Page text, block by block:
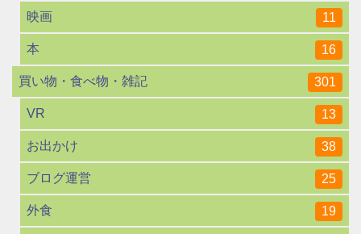
映画 11
本 16
買い物・食べ物・雑記 301
VR 13
お出かけ 38
ブログ運営 25
外食 19